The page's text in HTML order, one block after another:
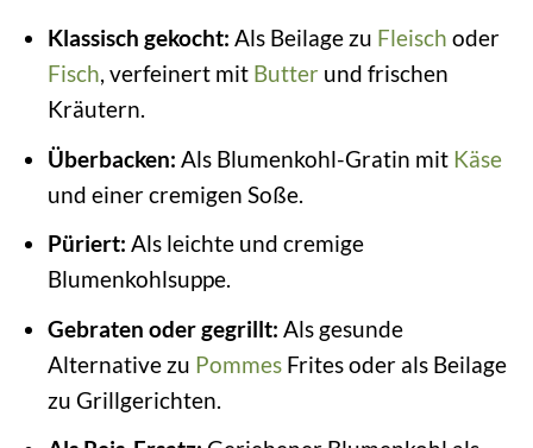
Klassisch gekocht: Als Beilage zu Fleisch oder
Fisch, verfeinert mit Butter und frischen
Kräutern.
Überbacken: Als Blumenkohl-Gratin mit Käse
und einer cremigen Soße.
Püriert: Als leichte und cremige
Blumenkohlsuppe.
Gebraten oder gegrillt: Als gesunde
Alternative zu PommesFrites oder als Beilage
zu Grillgerichten.